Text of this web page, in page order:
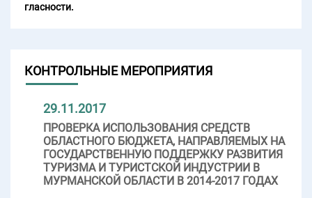
гласности.
КОНТРОЛЬНЫЕ МЕРОПРИЯТИЯ
29.11.2017
ПРОВЕРКА ИСПОЛЬЗОВАНИЯ СРЕДСТВ
ОБЛАСТНОГО БЮДЖЕТА, НАПРАВЛЯЕМЫХ НА
ГОСУДАРСТВЕННУЮ ПОДДЕРЖКУ РАЗВИТИЯ
ТУРИЗМА И ТУРИСТСКОЙ ИНДУСТРИИ В
МУРМАНСКОЙ ОБЛАСТИ В 2014-2017 ГОДАХ